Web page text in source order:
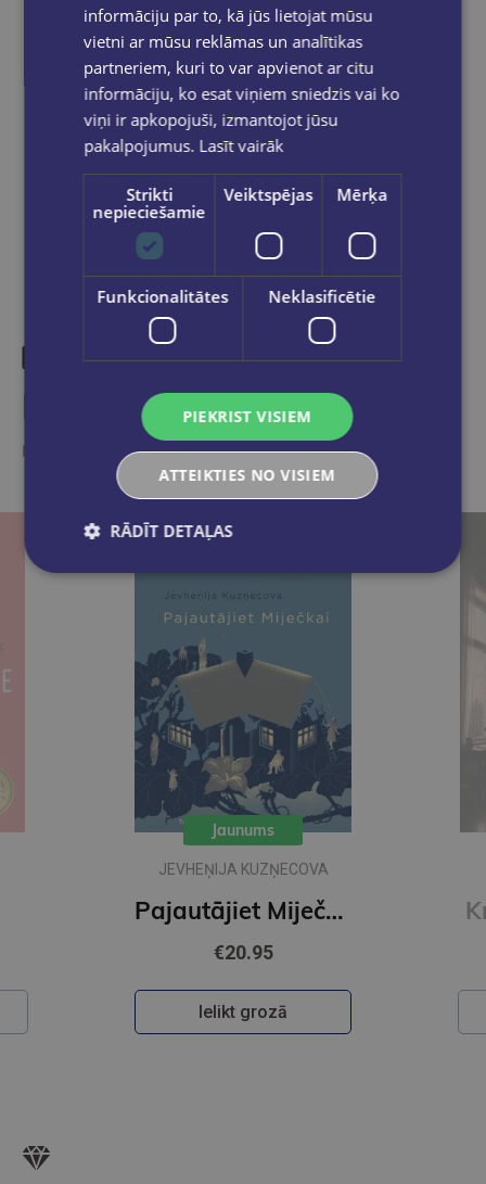
grāmatnīcā 1-5 darba dienu laikā, kad
pasūtījums būs gatavs saņemšanai, saņemsi
e-pastu un/ vai SMS.
Līdzīgas preces
Ieskaties, varbūt noder
Jaunums
IKARS PIEBALGS
Krāsainā pasaule
€22.50
Ielikt grozā
informāciju par to, kā jūs lietojat mūsu
vietni ar mūsu reklāmas un analītikas
partneriem, kuri to var apvienot ar citu
informāciju, ko esat viņiem sniedzis vai ko
viņi ir apkopojuši, izmantojot jūsu
pakalpojumus. Lasīt vairāk
Strikti
nepieciešamie
Veiktspējas Mērķa
Funkcionalitātes Neklasificētie
PIEKRIST VISIEM
ATTEIKTIES NO VISIEM
RĀDĪT DETAĻAS